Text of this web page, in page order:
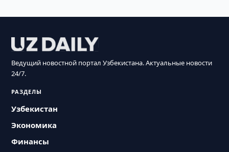
Ведущий новостной портал Узбекистана. Актуальные новости
24/7.
РАЗДЕЛЫ
Узбекистан
Экономика
Финансы